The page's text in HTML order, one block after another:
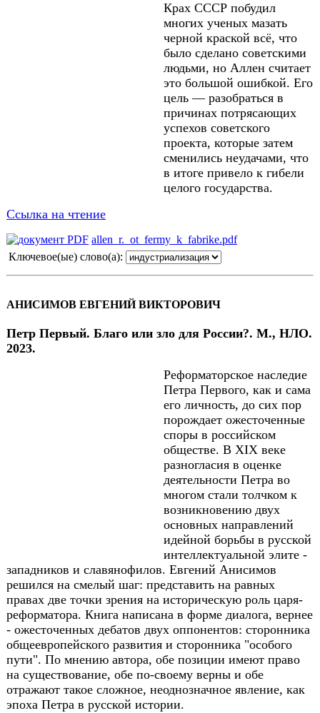
Крах СССР побудил
многих ученых мазать
черной краской всё, что
было сделано советскими
людьми, но Аллен считает
это большой ошибкой. Его
цель — разобраться в
причинах потрясающих
успехов советского
проекта, которые затем
сменились неудачами, что
в итоге привело к гибели
целого государства.
Ссылка на чтение
allen_r._ot_fermy_k_fabrike.pdf
Ключевое(ые) слово(а):
АНИСИМОВ ЕВГЕНИЙ ВИКТОРОВИЧ
Петр Первый. Благо или зло для России?. М., НЛО.
2023.
Реформаторское наследие
Петра Первого, как и сама
его личность, до сих пор
порождает ожесточенные
споры в российском
обществе. В XIX веке
разногласия в оценке
деятельности Петра во
многом стали толчком к
возникновению двух
основных направлений
идейной борьбы в русской
интеллектуальной элите -
западников и славянофилов. Евгений Анисимов
решился на смелый шаг: представить на равных
правах две точки зрения на историческую роль царя-
реформатора. Книга написана в форме диалога, вернее
- ожесточенных дебатов двух оппонентов: сторонника
общеевропейского развития и сторонника "особого
пути". По мнению автора, обе позиции имеют право
на существование, обе по-своему верны и обе
отражают такое сложное, неоднозначное явление, как
эпоха Петра в русской истории.